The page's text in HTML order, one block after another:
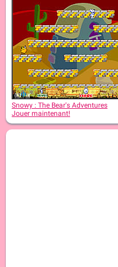
Snowy - Puzzle Islands
Snowy : The Bear's Adventures
Jouer maintenant!